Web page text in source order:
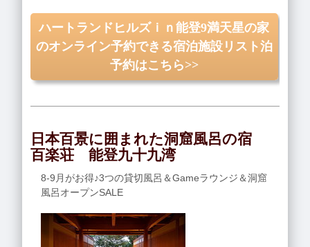
ハートランドヒルズｉｎ能登9満天星の家
のオンライン予約できる宿泊施設リスト泊
予約はこちら>>
日本百景に囲まれた洞窟風呂の宿
百楽荘 能登九十九湾
8-9月がお得♪3つの貸切風呂＆Gameラウンジ＆洞窟
風呂オープンSALE